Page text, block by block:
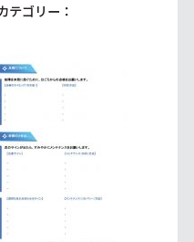
テゴリー：